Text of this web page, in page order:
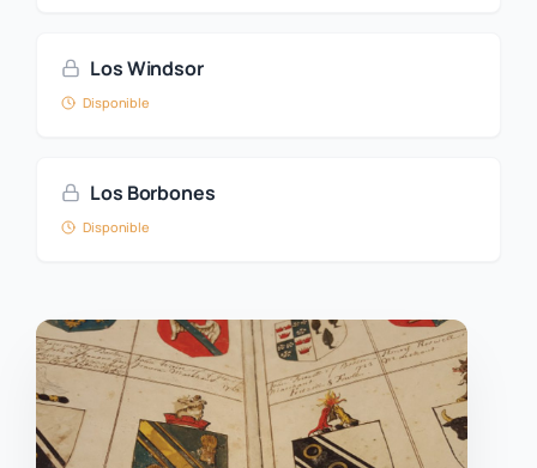
Los Windsor
Disponible
Los Borbones
Disponible